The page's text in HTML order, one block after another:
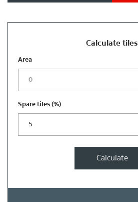
Calculate tiles
Area
Spare tiles(%)
Calculate